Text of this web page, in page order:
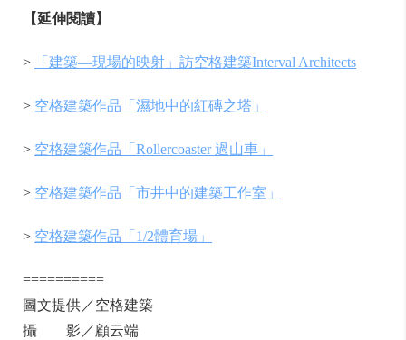
【延伸閱讀】
> 「建築—現場的映射」訪空格建築Interval Architects
> 空格建築作品「濕地中的紅磚之塔」
> 空格建築作品「Rollercoaster 過山車」
> 空格建築作品「市井中的建築工作室」
> 空格建築作品「1/2體育場」
==========
圖文提供／空格建築
攝 影／顧云端